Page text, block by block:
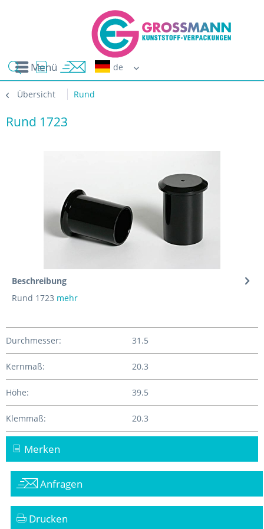
Menü
Übersicht Rund
Rund 1723
Beschreibung
Rund 1723 mehr
Durchmesser: 31.5
Kernmaß: 20.3
Höhe: 39.5
Klemmaß: 20.3
Merken
Anfragen
Drucken